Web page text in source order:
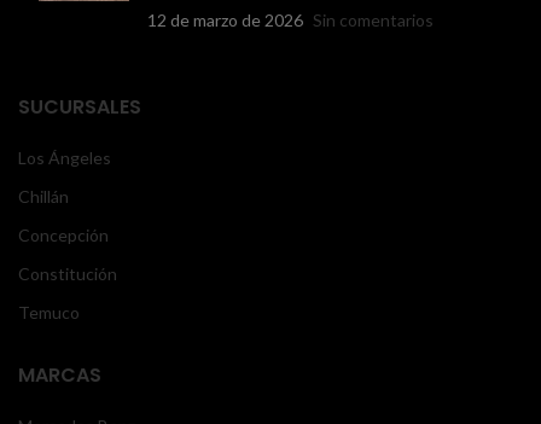
12 de marzo de 2026 Sin comentarios
SUCURSALES
Los Ángeles
Chillán
Concepción
Constitución
Temuco
MARCAS